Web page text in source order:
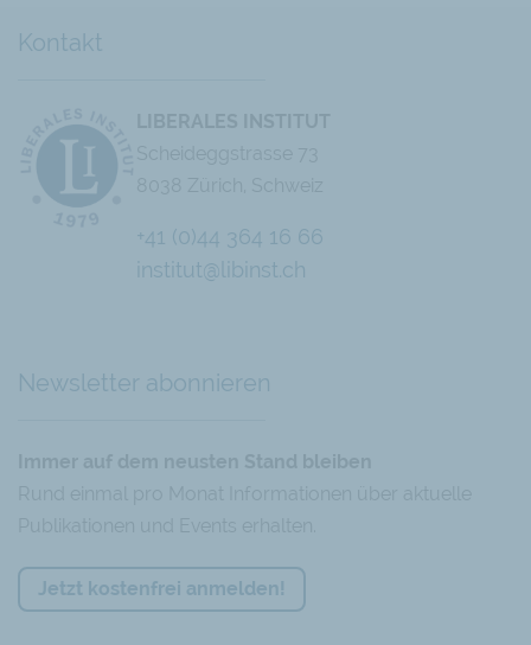
Chatbot
Kontakt
+41 (0)44 364 16 66
institut@libinst.ch
Newsletter abonnieren
Jetzt kostenfrei anmelden!